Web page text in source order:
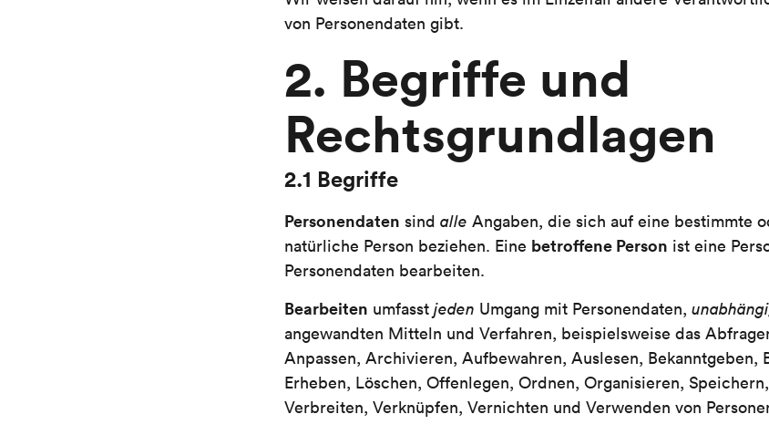
von Personendaten gibt.
2. Begriffe und
Rechtsgrundlagen
2.1 Begriffe
Personendaten sind alle Angaben, die sich auf eine bestimmte
natürliche Person beziehen. Eine betroffene Person ist eine
Personendaten bearbeiten.
Bearbeiten umfasst jeden Umgang mit Personendaten,
angewandten Mitteln und Verfahren, beispielsweise das
Anpassen, Archivieren, Aufbewahren, Auslesen, Bekanntgeben,
Erheben, Löschen, Offenlegen, Ordnen, Organisieren,
Verbreiten, Verknüpfen, Vernichten und Verwenden von